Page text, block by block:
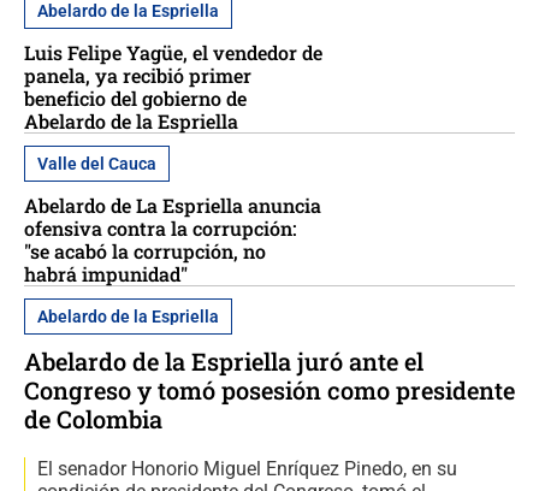
Abelardo de la Espriella
Luis Felipe Yagüe, el vendedor de
panela, ya recibió primer
beneficio del gobierno de
Abelardo de la Espriella
Valle del Cauca
Abelardo de La Espriella anuncia
ofensiva contra la corrupción:
"se acabó la corrupción, no
habrá impunidad"
Abelardo de la Espriella
Abelardo de la Espriella juró ante el
Congreso y tomó posesión como presidente
de Colombia
El senador Honorio Miguel Enríquez Pinedo, en su